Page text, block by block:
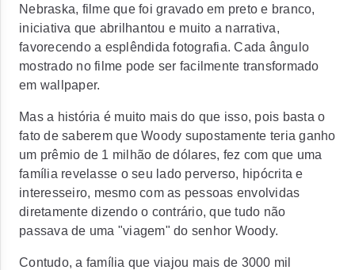
Nebraska, filme que foi gravado em preto e branco,
iniciativa que abrilhantou e muito a narrativa,
favorecendo a esplêndida fotografia. Cada ângulo
mostrado no filme pode ser facilmente transformado
em wallpaper.
Mas a história é muito mais do que isso, pois basta o
fato de saberem que Woody supostamente teria ganho
um prêmio de 1 milhão de dólares, fez com que uma
família revelasse o seu lado perverso, hipócrita e
interesseiro, mesmo com as pessoas envolvidas
diretamente dizendo o contrário, que tudo não
passava de uma "viagem" do senhor Woody.
Contudo, a família que viajou mais de 3000 mil